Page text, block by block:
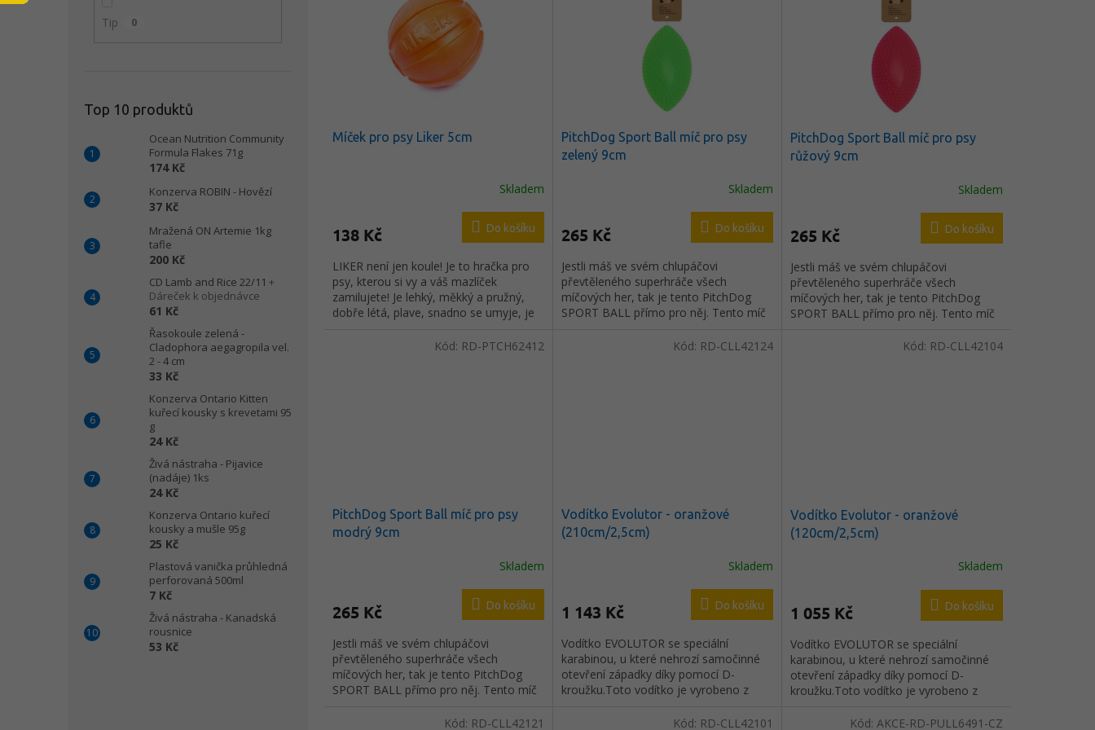
Tip 0
Top 10 produktů
Ocean Nutrition Community
Formula Flakes 71g
174 Kč
Konzerva ROBIN - Hovězí
37 Kč
Mražená ON Artemie 1kg
tafle
200 Kč
CD Lamb and Rice 22/11 +
Dáreček k objednávce
61 Kč
Řasokoule zelená -
Cladophora aegagropila vel.
2 - 4 cm
33 Kč
Konzerva Ontario Kitten
kuřecí kousky s krevetami 95
g
24 Kč
Živá nástraha - Pijavice
(nadáje) 1ks
24 Kč
Konzerva Ontario kuřecí
kousky a mušle 95g
25 Kč
Plastová vanička průhledná
perforovaná 500ml
7 Kč
Živá nástraha - Kanadská
rousnice
53 Kč
Míček pro psy Liker 5cm
Skladem
138 Kč Do košíku
LIKER není jen koule! Je to hračka pro
psy, kterou si vy a váš mazlíček
zamilujete! Je lehký, měkký a pružný,
dobře létá, plave, snadno se umyje, je
nezávadný… a za skvělou cenu!
PitchDog Sport Ball míč pro psy
zelený 9cm
Skladem
265 Kč Do košíku
Jestli máš ve svém chlupáčovi
převtěleného superhráče všech
míčových her, tak je tento PitchDog
SPORT BALL přímo pro něj. Tento míč
materiálu pro psy nesmí v jeho sbírce
PitchDog Sport Ball míč pro psy
růžový 9cm
Skladem
265 Kč Do košíku
Jestli máš ve svém chlupáčovi
převtěleného superhráče všech
míčových her, tak je tento PitchDog
SPORT BALL přímo pro něj. Tento míč
materiálu pro psy nesmí v jeho sbírce
PitchDog Sport Ball míč pro psy
modrý 9cm
Skladem
265 Kč Do košíku
Jestli máš ve svém chlupáčovi
převtěleného superhráče všech
míčových her, tak je tento PitchDog
SPORT BALL přímo pro něj. Tento míč
materiálu pro psy nesmí v jeho sbírce
Kód: RD-PTCH62412
Vodítko Evolutor - oranžové
(210cm/2,5cm)
Skladem
1 143 Kč Do košíku
Vodítko EVOLUTOR se speciální
karabinou, u které nehrozí samočinné
otevření západky díky pomocí D-
kroužku.Toto vodítko je vyrobeno z
COLLARTEX.Výhody :- vnitřní výstužná
Kód: RD-CLL42124
Vodítko Evolutor - oranžové
(120cm/2,5cm)
Skladem
1 055 Kč Do košíku
Vodítko EVOLUTOR se speciální
karabinou, u které nehrozí samočinné
otevření západky díky pomocí D-
kroužku.Toto vodítko je vyrobeno z
COLLARTEX.Výhody :- vnitřní výstužná
Kód: RD-CLL42104
Kód: RD-CLL42121 Kód: RD-CLL42101 Kód: AKCE-RD-PULL6491-CZ